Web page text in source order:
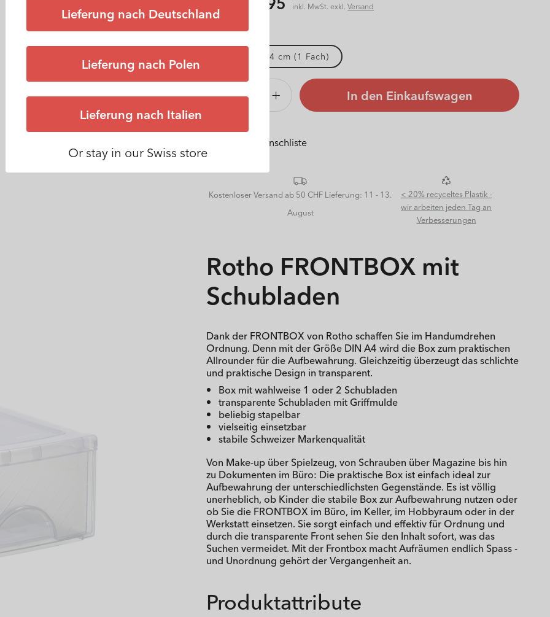
Preis
inkl. MwSt. exkl.Versand
Ausführung
35 x 26 x 14 cm (1 Fach)
Verringere
Erhöhe
die
für
FRONTBOX
In den Einkaufswagen
In die Wunschliste
Kostenloser Versand ab 50 CHF Lieferung: 11 - 13.
August
< 20% recyceltes Plastik -
wir arbeiten jeden Tag an
Verbesserungen
Rotho FRONTBOX mit
Schubladen
Dank der FRONTBOX von Rotho schaffen Sie im Handumdrehen
Ordnung. Denn mit der Größe DIN A4 wird die Box zum praktischen
Allrounder für die Aufbewahrung. Gleichzeitig überzeugt das schlichte
und praktische Design in transparent.
Box mit wahlweise 1 oder 2 Schubladen
transparente Schubladen mit Griffmulde
beliebig stapelbar
vielseitig einsetzbar
stabile Schweizer Markenqualität
Von Make-up über Spielzeug, von Schrauben über Magazine bis hin
zu Dokumenten im Büro: Die praktische Box ist einfach ideal zur
Aufbewahrung der unterschiedlichsten Gegenstände. Es ist völlig
unerheblich, ob Kinder die stabile Box zur Aufbewahrung nutzen oder
ob Sie die FRONTBOX im Büro, im Keller, im Hobbyraum oder in der
Werkstatt einsetzen. Sie sorgt einfach und effektiv für Ordnung und
durch die transparente Front sehen Sie den Inhalt sofort, was das
Suchen vermeidet. Mit der Frontbox macht Aufräumen endlich Spass -
und Unordnung gehört der Vergangenheit an.
Produktattribute
Lieferung nach Deutschland
Lieferung nach Polen
Lieferung nach Italien
Or stay in our Swiss store